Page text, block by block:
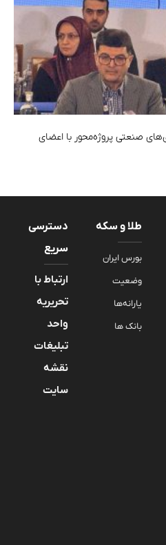
صنعتی پروژه‌محور با اعضای
طلا و سکه
بورس ایران
وضعیت
یارانه‌ها
بانک ها
دسترسی
سریع
ارتباط با
تحریریه
واحد
تبلیغات
نقشه
سایت